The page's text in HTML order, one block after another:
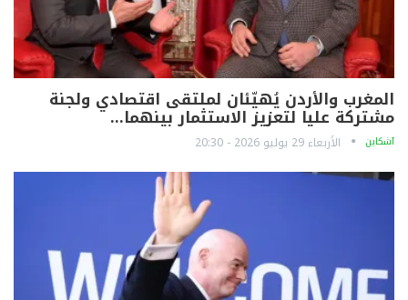
المغرب والأردن يُهيّئان لملتقى اقتصادي ولجنة
مشتركة عليا لتعزيز الاستثمار بينهما…
آشكاين الأربعاء 29 يوليو 2026 - 20:30